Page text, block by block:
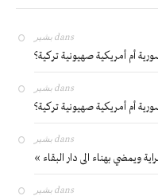
بشير dans
أم أمريكية صهيونية تركية؟
بشير dans
أم أمريكية صهيونية تركية؟
بشير dans
ويمضي بهناء الى دار البقاء
بشير dans